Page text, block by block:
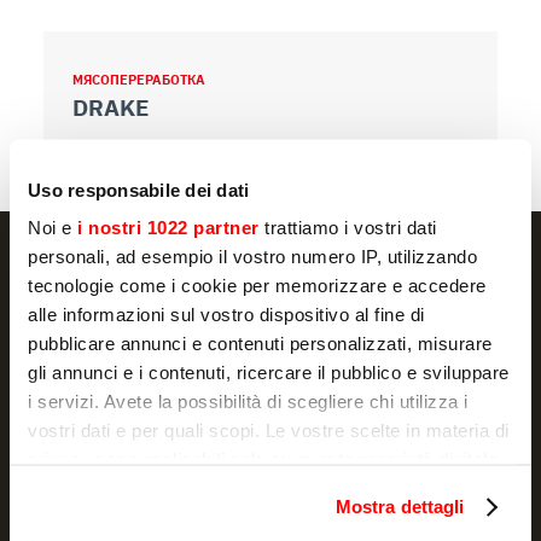
Uso responsabile dei dati
Noi e i nostri 1022 partner trattiamo i vostri dati
personali, ad esempio il vostro numero IP, utilizzando
tecnologie come i cookie per memorizzare e accedere
alle informazioni sul vostro dispositivo al fine di
pubblicare annunci e contenuti personalizzati, misurare
gli annunci e i contenuti, ricercare il pubblico e sviluppare
i servizi. Avete la possibilità di scegliere chi utilizza i
vostri dati e per quali scopi. Le vostre scelte in materia di
modificare o revocare il proprio consenso in qualsiasi
Mostra dettagli
МЯСОПЕРЕРАБОТКА
DRAKE
NEWSLETTER
Акции и новости, прямо в вашей почте
ПОДПИСАТЬСЯ
обработку моих персональных данных в маркетинговых